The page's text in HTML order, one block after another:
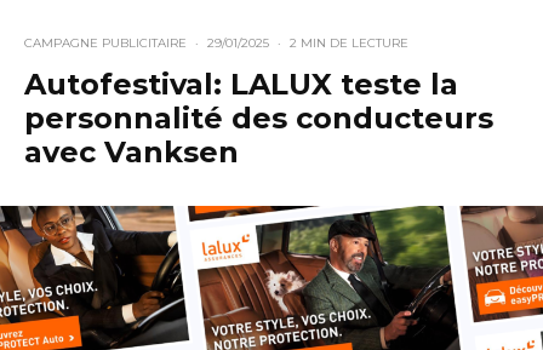
CAMPAGNE PUBLICITAIRE · 29/01/2025 · 2 MIN DE LECTURE
Autofestival: LALUX teste la
personnalité des conducteurs
avec Vanksen